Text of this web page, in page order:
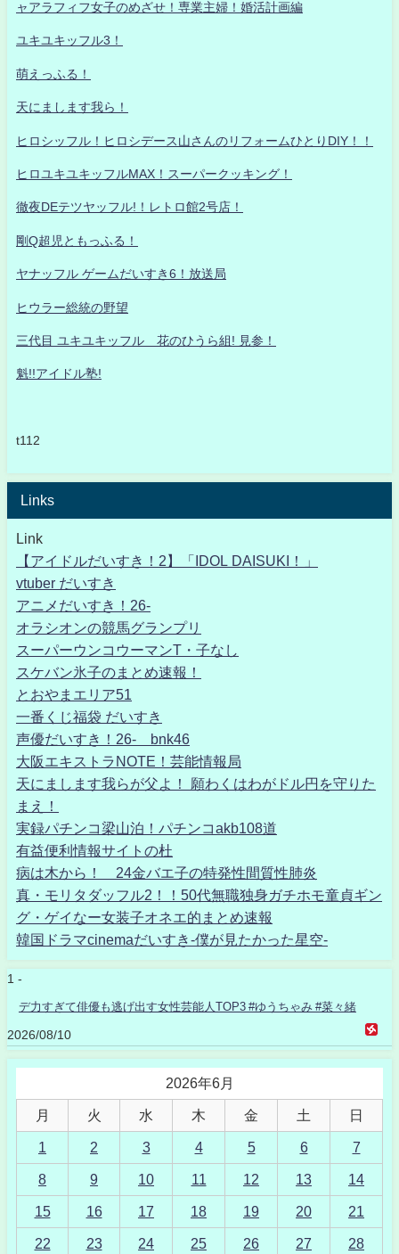
ャアラフィフ女子のめざせ！専業主婦！婚活計画編
ユキユキッフル3！
萌えっふる！
天にまします我ら！
ヒロシッフル！ヒロシデース山さんのリフォームひとりDIY！！
ヒロユキユキッフルMAX！スーパークッキング！
徹夜DEテツヤッフル!！レトロ館2号店！
剛Q超児ともっふる！
ヤナッフル ゲームだいすき6！放送局
ヒウラー総統の野望
三代目 ユキユキッフル 花のひうら組! 見参！
魁!!アイドル塾!
t112
Links
Link
【アイドルだいすき！2】「IDOL DAISUKI！」
vtuber だいすき
アニメだいすき！26-
オラシオンの競馬グランプリ
スーパーウンコウーマンT・子なし
スケバン氷子のまとめ速報！
とおやまエリア51
一番くじ福袋 だいすき
声優だいすき！26- bnk46
大阪エキストラNOTE！芸能情報局
天にまします我らが父よ！ 願わくはわがドル円を守りた
まえ！
実録パチンコ梁山泊！パチンコakb108道
有益便利情報サイトの杜
病は木から！ 24金バエ子の特発性間質性肺炎
真・モリタダッフル2！！50代無職独身ガチホモ童貞ギン
グ・ゲイなー女装子オネエ的まとめ速報
韓国ドラマcinemaだいすき-僕が見たかった星空-
1 -
デ力すぎて俳優も逃げ出す女性芸能人TOP3 #ゆうちゃみ #菜々緒
2026/08/10
2026年6月
月 火 水 木 金 土 日
1 2 3 4 5 6 7
8 9 10 11 12 13 14
15 16 17 18 19 20 21
22 23 24 25 26 27 28